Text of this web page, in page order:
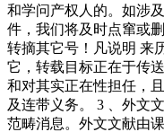
和学问产权人的。如涉
件，我们将及时点窜或
转摘其它号！凡说明 来
它，转载目标正在于传
和对其实正在性担任，
及连带义务。 3 、外文
范畴消息。外文文献由